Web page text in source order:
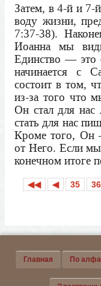
Затем, в 4-й и
воду жизни,
7:37-38).
Иоанна мы
Единство — это
начинается с
состоит в том,
из-за того что
Он стал для
стать для нас
Кроме того, Он
от Него. Если
конечном итоге
◀◀ ◀ 35 36
Главная По